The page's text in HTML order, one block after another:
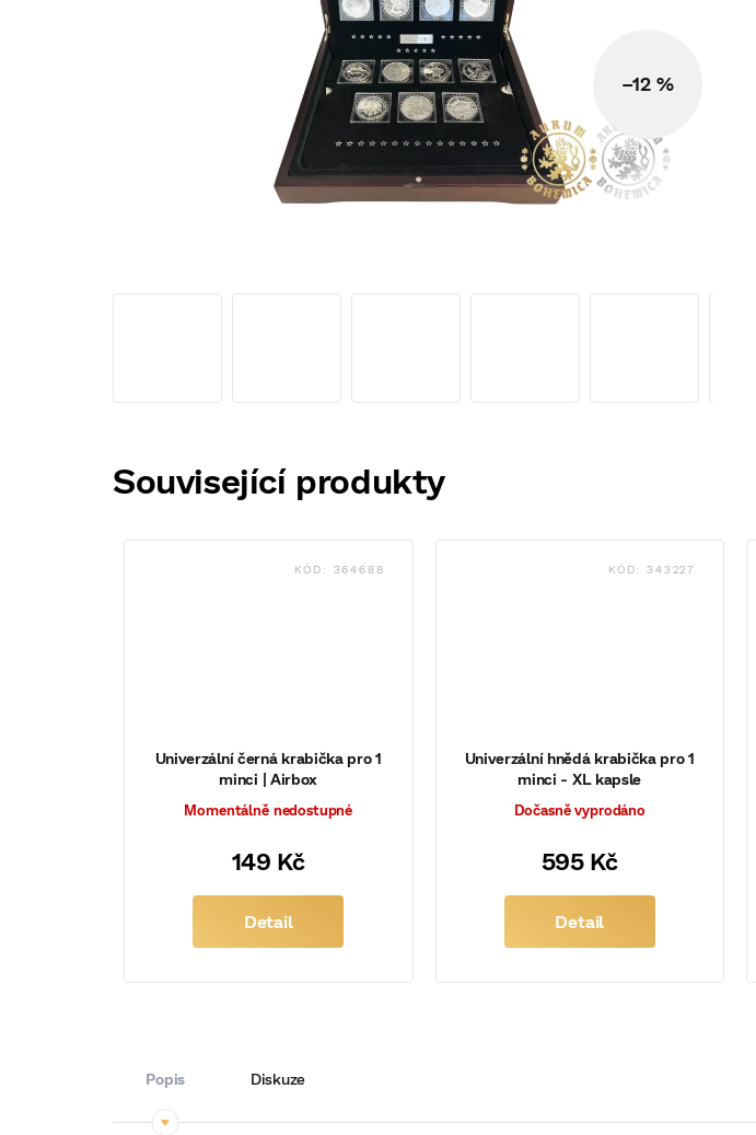
–12 %
Související produkty
Univerzální černá krabička pro 1
minci | Airbox
Momentálně nedostupné
149 Kč
Detail
KÓD: 364688
Univerzální hnědá krabička pro 1
minci - XL kapsle
Dočasně vyprodáno
595 Kč
Detail
KÓD:343227
Popis Diskuze